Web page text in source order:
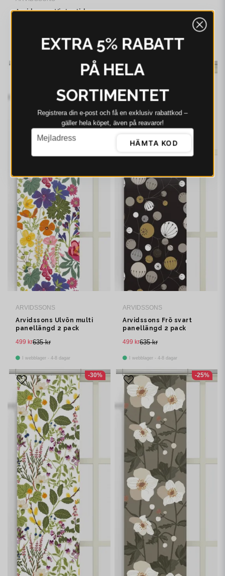
Arvidssons Vintertid
I webblager - 4-8 dagar
ARVIDSSONS
Arvidssons Ulvön multi
panellängd 2 pack
635 kr
499 kr
I webblager - 4-8 dagar
-21%
ARVIDSSONS
Arvidssons Frö svart
panellängd 2 pack
635 kr
499 kr
I webblager - 4-8 dagar
-30% -25%
EXTRA 5% RABATT
PÅ HELA
SORTIMENTET
Registrera din e‑post och få en exklusiv rabattkod –
gäller hela köpet, även på reavaror!
email
Mejladress
HÄMTA KOD